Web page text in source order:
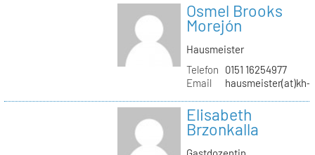
Osmel Brooks
Morejón
Hausmeister
Telefon
0151 16254977
Email
hausmeister(at)kh-
Elisabeth
Brzonkalla